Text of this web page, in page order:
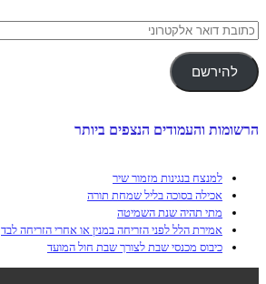
כתובת
אלקטרוני
להירשם
הרשומות והעמודים הנצפים ביותר
למנצח בנגינות מזמור שיר
אכילה בסוכה בליל שמחת תורה
מתי תהיה שנת השמיטה
אמירת הלל לפני הזריחה במנין או אחרי הזריחה לבד
כיבוס מכנסי שבת לצורך שבת חול המועד